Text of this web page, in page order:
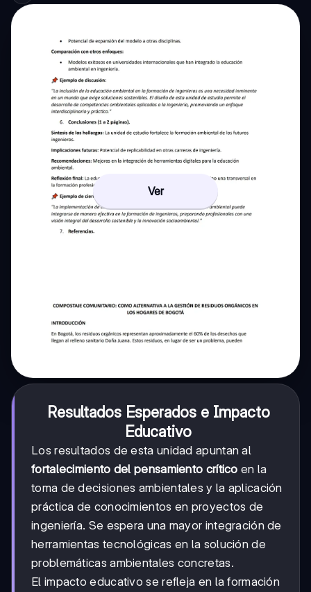
Ver
Resultados Esperados e Impacto
Educativo
Los resultados de esta unidad apuntan al
fortalecimiento del pensamiento crítico en la
toma de decisiones ambientales y la aplicación
práctica de conocimientos en proyectos de
ingeniería. Se espera una mayor integración de
herramientas tecnológicas en la solución de
problemáticas ambientales concretas.
El impacto educativo se refleja en la formación